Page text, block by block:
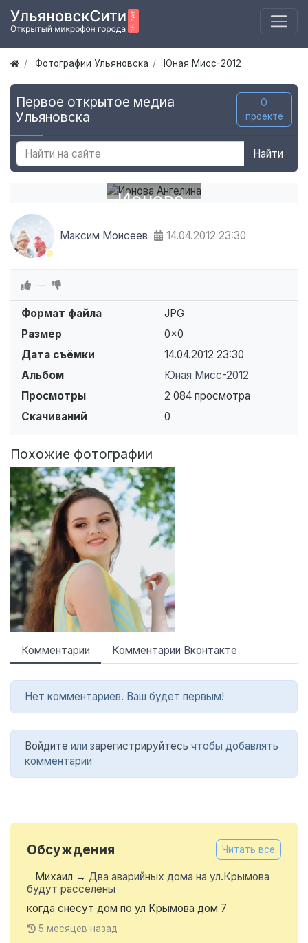
Фотографии Ульяновска Юная Мисс-2012
Первое открытое медиа
Ульяновска
О
проекте
Найти
Ионова
Максим Моисеев 14.04.2012 23:30
—
Формат файла
JPG
Размер
0×0
Дата съёмки
14.04.2012 23:30
Альбом
Юная Мисс-2012
Просмотры
2 084 просмотра
Скачиваний
0
Похожие фотографии
Комментарии Комментарии Вконтакте
Нет комментариев. Ваш будет первым!
Войдите или зарегистрируйтесь чтобы добавлять
комментарии
Обсуждения Читать все
Михаил → Два аварийных дома на ул.Крымова
будут расселены
когда снесут дом по ул Крымова дом 7
5 месяцев назад